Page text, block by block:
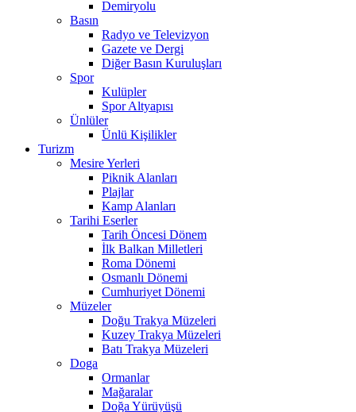
Demiryolu
Basın
Radyo ve Televizyon
Gazete ve Dergi
Diğer Basın Kuruluşları
Spor
Kulüpler
Spor Altyapısı
Ünlüler
Ünlü Kişilikler
Turizm
Mesire Yerleri
Piknik Alanları
Plajlar
Kamp Alanları
Tarihi Eserler
Tarih Öncesi Dönem
İlk Balkan Milletleri
Roma Dönemi
Osmanlı Dönemi
Cumhuriyet Dönemi
Müzeler
Doğu Trakya Müzeleri
Kuzey Trakya Müzeleri
Batı Trakya Müzeleri
Doga
Ormanlar
Mağaralar
Doğa Yürüyüşü